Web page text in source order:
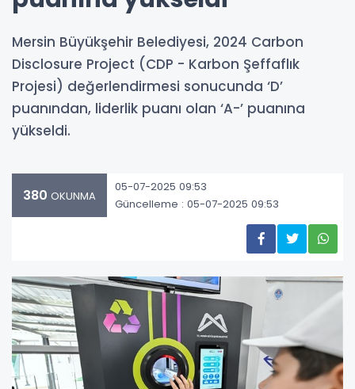
Mersin Büyükşehir Belediyesi, 2024 Carbon
Disclosure Project (CDP - Karbon Şeffaflık
Projesi) değerlendirmesi sonucunda ‘D’
puanından, liderlik puanı olan ‘A-’ puanına
yükseldi.
380 OKUNMA
05-07-2025 09:53
Güncelleme : 05-07-2025 09:53